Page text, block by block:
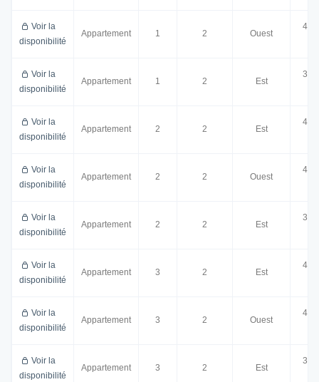
Voir la
disponibilité
Appartement 1 2 Ouest
Voir la
disponibilité
Appartement 1 2 Est
Voir la
disponibilité
Appartement 2 2 Est
Voir la
disponibilité
Appartement 2 2 Ouest
Voir la
disponibilité
Appartement 2 2 Est
Voir la
disponibilité
Appartement 3 2 Est
Voir la
disponibilité
Appartement 3 2 Ouest
Voir la
disponibilité
Appartement 3 2 Est